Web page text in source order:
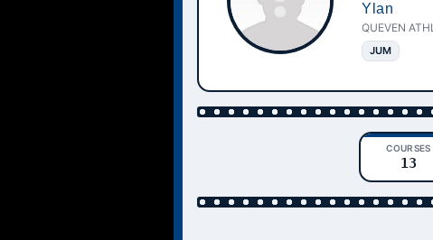
Ylan
QUEVEN
JUM
COURSES
13